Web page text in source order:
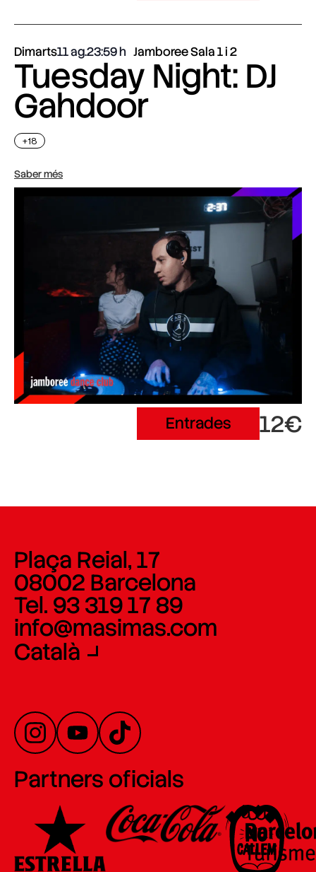
Dimarts11 ag.23:59 Jamboree Sala 1 i 2
Tuesday Night: DJ
Gahdoor
+18
Saber més
Entrades 12€
Plaça Reial, 17
08002 Barcelona
Tel. 93 319 17 89
info@masimas.com
Català
Partners oficials